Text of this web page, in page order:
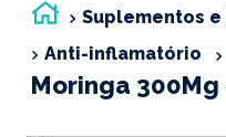
Suplementos
Anti-inflamatório
Moringa 300Mg